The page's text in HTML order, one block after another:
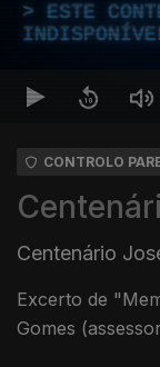
ESTE
CONTROLO
Centenário
Excerto de
Gomes